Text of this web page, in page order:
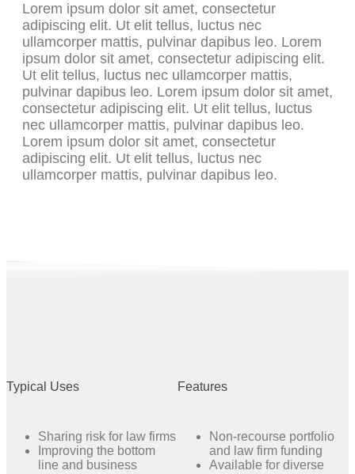
Lorem ipsum dolor sit amet, consectetur
adipiscing elit. Ut elit tellus, luctus nec
ullamcorper mattis, pulvinar dapibus leo. Lorem
ipsum dolor sit amet, consectetur adipiscing elit.
Ut elit tellus, luctus nec ullamcorper mattis,
pulvinar dapibus leo. Lorem ipsum dolor sit amet,
consectetur adipiscing elit. Ut elit tellus, luctus
nec ullamcorper mattis, pulvinar dapibus leo.
Lorem ipsum dolor sit amet, consectetur
adipiscing elit. Ut elit tellus, luctus nec
ullamcorper mattis, pulvinar dapibus leo.
Typical Uses
Sharing risk for law firms
Improving the bottom
line and business
Features
Non-recourse portfolio
and law firm funding
Available for diverse